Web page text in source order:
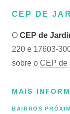
CEP DE
O CEP de
220 e 17603-
sobre o CEP de
MAIS
BAIRROS